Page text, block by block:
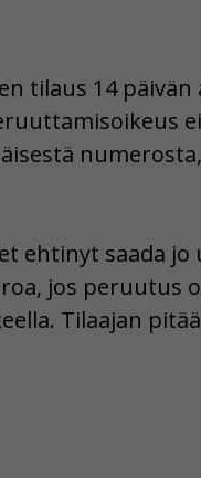
tilaus 14
ehtinyt saada
jos peruutus
Tilaajan